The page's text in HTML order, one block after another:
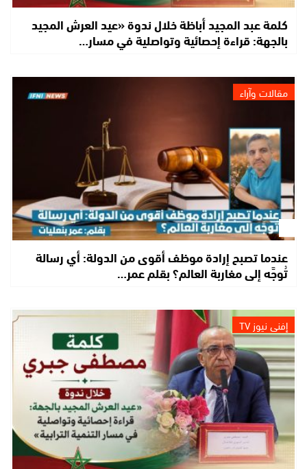
كلمة عبد المجيد أباظة خلال ندوة «عيد العرش المجيد
بالجهة: قراءة إحصائية وتواصلية في مسار…
مقالات وآراء
عندما تصبح إرادة موظف أقوى من الدولة: أي رسالة
تُوجَّه إلى مغاربة العالم؟ بقلم عمر…
إفني نيوز TV